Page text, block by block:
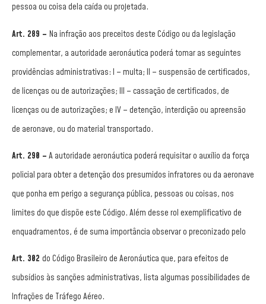
pessoa ou coisa dela caída ou projetada.
Art. 289 – Na infração aos preceitos deste Código ou da legislação
complementar, a autoridade aeronáutica poderá tomar as seguintes
providências administrativas: I – multa; II – suspensão de certificados,
de licenças ou de autorizações; III – cassação de certificados, de
licenças ou de autorizações; e IV – detenção, interdição ou apreensão
de aeronave, ou do material transportado.
Art. 290 –A autoridade aeronáutica poderá requisitar o auxílio da força
policial para obter a detenção dos presumidos infratores ou da aeronave
que ponha em perigo a segurança pública, pessoas ou coisas, nos
limites do que dispõe este Código. Além desse rol exemplificativo de
enquadramentos, é de suma importância observar o preconizado pelo
Art. 302 do Código Brasileiro de Aeronáutica que, para efeitos de
subsídios às sanções administrativas, lista algumas possibilidades de
Infrações de Tráfego Aéreo.